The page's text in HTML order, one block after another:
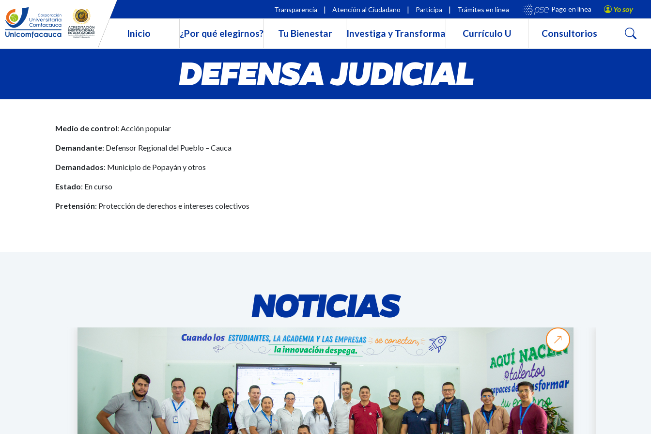
Transparencia | Atención al Ciudadano | Participa | Trámites en línea Pago en línea Yo soy
Inicio ¿Por qué elegirnos? Tu Bienestar Investiga y Transforma Currículo U Consultorios Buscar
DEFENSA JUDICIAL
Medio de control: Acción popular
Demandante: Defensor Regional del Pueblo – Cauca
Demandados: Municipio de Popayán y otros
Estado: En curso
Pretensión: Protección de derechos e intereses colectivos
NOTICIAS